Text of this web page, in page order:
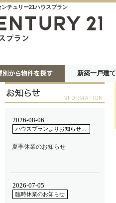
チュリー21ハウスプラン
新築一戸建て